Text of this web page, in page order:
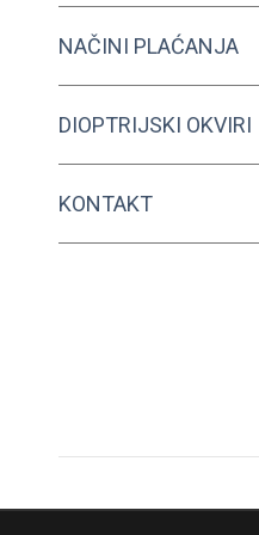
NAČINI PLAĆANJA
DIOPTRIJSKI OKVIRI
KONTAKT